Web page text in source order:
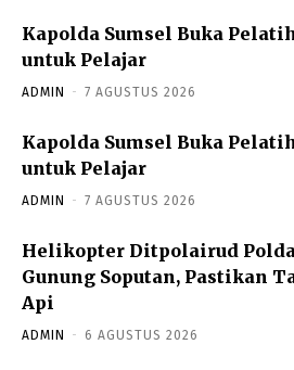
Kapolda Sumsel Buka
untuk Pelajar
ADMIN - 7 AGUSTUS 2026
Kapolda Sumsel Buka
untuk Pelajar
ADMIN - 7 AGUSTUS 2026
Helikopter Ditpolairud
Gunung Soputan, Pastikan
Api
ADMIN - 6 AGUSTUS 2026